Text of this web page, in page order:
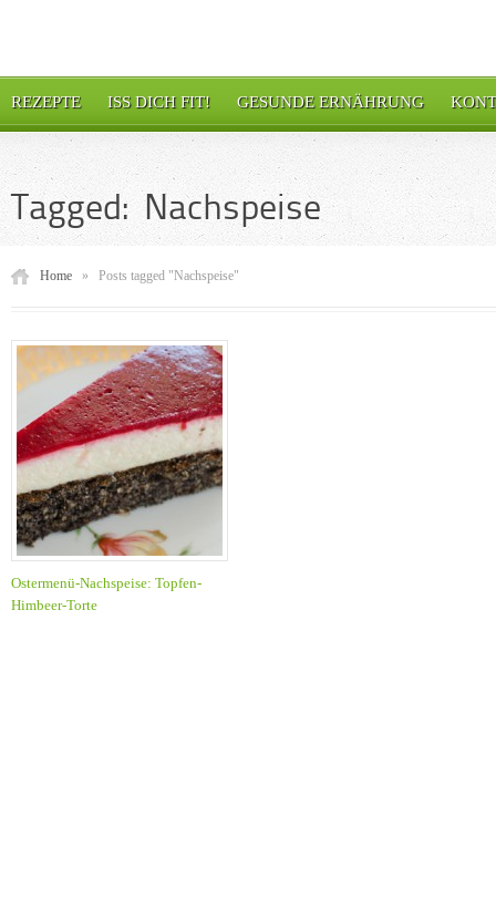
REZEPTE ISS DICH FIT! GESUNDE ERNÄHRUNG
Tagged: Nachspeise
Home » Posts tagged "Nachspeise"
Ostermenü-Nachspeise: Topfen-
Himbeer-Torte